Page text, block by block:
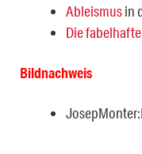
Ableismusin
Die
Bildnachweis
JosepMonter: